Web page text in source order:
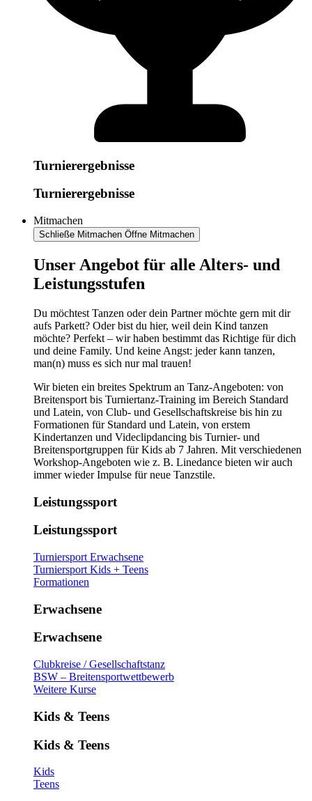
Turnierergebnisse
Turnierergebnisse
Mitmachen
Schließe Mitmachen Öffne Mitmachen
​​​Unser Angebot für alle Alters- und
Leistungsstufen
Du möchtest Tanzen oder dein Partner möchte gern mit dir
aufs Parkett? Oder bist du hier, weil dein Kind tanzen
möchte? Perfekt – wir haben bestimmt das Richtige für dich
und deine Family. Und keine Angst: jeder kann tanzen,
man(n) muss es sich nur mal trauen!
Wir bieten ein breites Spektrum an Tanz-Angeboten: von
Breitensport bis Turniertanz-Training im Bereich Standard
und Latein, von Club- und Gesellschaftskreise bis hin zu
Formationen für Standard und Latein, von erstem
Kindertanzen und Videclipdancing bis Turnier- und
Breitensportgruppen für Kids ab 7 Jahren. Mit verschiedenen
Workshop-Angeboten wie z. B. Linedance bieten wir auch
immer wieder Impulse für neue Tanzstile.
Leistungssport
Leistungssport
Turniersport Erwachsene
Turniersport Kids + Teens
Formationen
Erwachsene
Erwachsene
Clubkreise / Gesellschaftstanz
BSW – Breitensportwettbewerb
Weitere Kurse
Kids & Teens
Kids & Teens
Kids
Teens